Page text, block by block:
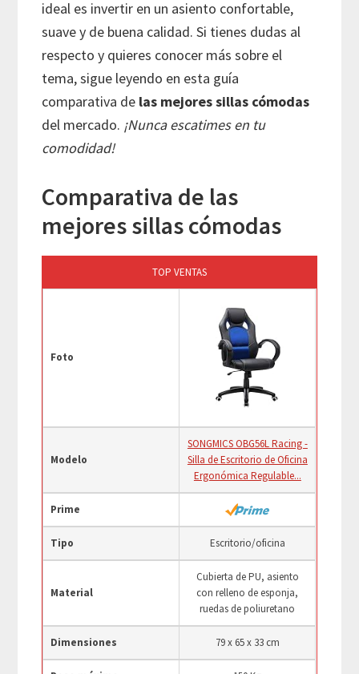
ideal es invertir en un asiento confortable,
suave y de buena calidad. Si tienes dudas al
respecto y quieres conocer más sobre el
tema, sigue leyendo en esta guía
comparativa de las mejores sillas cómodas
del mercado. ¡Nunca escatimes en tu
comodidad!
Comparativa de las
mejores sillas cómodas
TOP VENTAS
Foto
Modelo
SONGMICS OBG56L Racing -
Silla de Escritorio de Oficina
Ergonómica Regulable...
Prime
Tipo Escritorio/oficina
Material
Cubierta de PU, asiento
con relleno de esponja,
ruedas de poliuretano
Dimensiones 79 x 65 x 33 cm